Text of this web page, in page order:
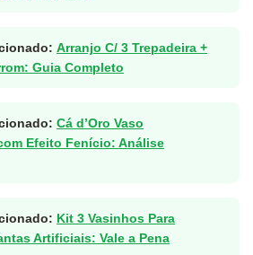
Arranjo C/ 3 Trepadeira +
Guia Completo
Cá d’Oro Vaso
Efeito Fenício: Análise
Kit 3 Vasinhos Para
Artificiais: Vale a Pena